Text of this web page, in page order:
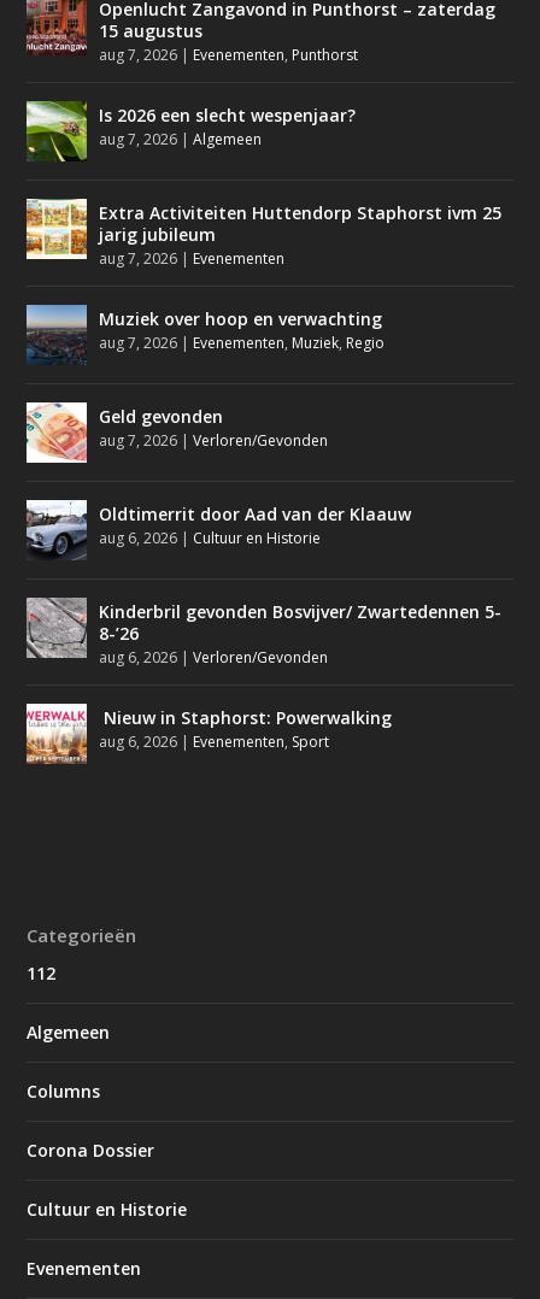
Openlucht Zangavond in Punthorst – zaterdag
15 augustus
aug 7, 2026 | Evenementen, Punthorst
Is 2026 een slecht wespenjaar?
aug 7, 2026 |Algemeen
Extra Activiteiten Huttendorp Staphorst ivm 25
jarig jubileum
aug 7, 2026 | Evenementen
Muziek over hoop en verwachting
aug 7, 2026 | Evenementen, Muziek, Regio
Geld gevonden
aug 7, 2026 |Verloren/Gevonden
Oldtimerrit door Aad van der Klaauw
aug 6, 2026 | Cultuur en Historie
Kinderbril gevonden Bosvijver/ Zwartedennen 5-
8-’26
aug 6, 2026 |Verloren/Gevonden
Nieuw in Staphorst: Powerwalking
aug 6, 2026 | Evenementen, Sport
Categorieën
112
Algemeen
Columns
Corona Dossier
Cultuur en Historie
Evenementen